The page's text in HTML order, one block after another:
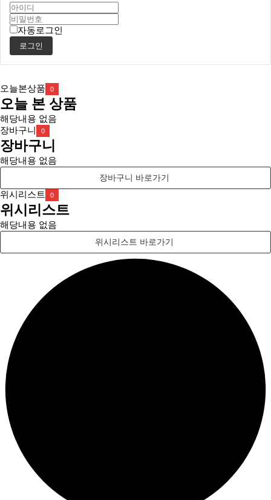
자동로그인
로그인
오늘본상품 0
오늘 본 상품
해당내용 없음
장바구니
0
장바구니
해당내용 없음
장바구니 바로가기
위시리스트 0
위시리스트
해당내용 없음
위시리스트 바로가기